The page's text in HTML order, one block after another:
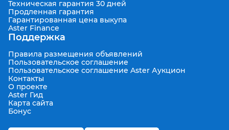
Техническая гарантия 30 дней
Продленная гарантия
Гарантированная цена выкупа
Aster Finance
Поддержка
Правила размещения объявлений
Пользовательское соглашение
Пользовательское соглашение Aster Аукцион
Контакты
О проекте
Aster Гид
Карта сайта
Бонус